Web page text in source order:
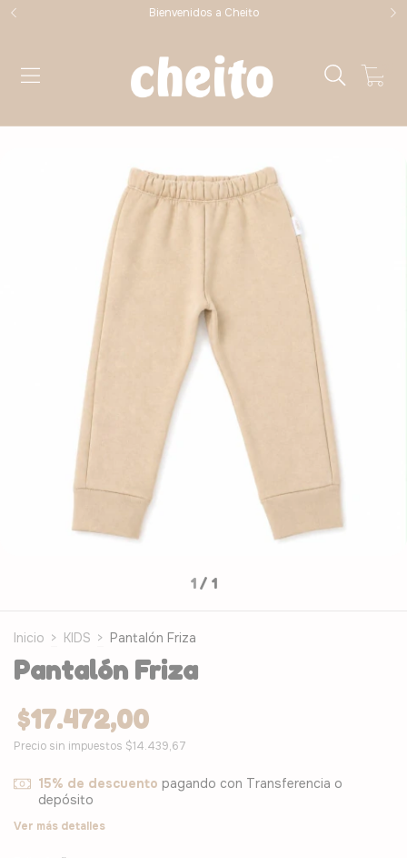
Bienvenidos a Cheito
1 / 1
Inicio > KIDS > Pantalón Friza
Pantalón Friza
$17.472,00
Precio sin impuestos $14.439,67
15% de descuento pagando con Transferencia o
depósito
Ver más detalles